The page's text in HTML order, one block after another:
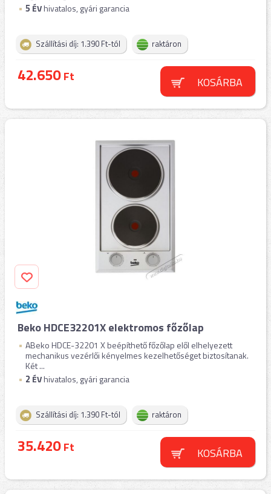
5 ÉVhivatalos, gyári garancia
Szállítási díj: 1.390 Ft-tól raktáron
42.650Ft KOSÁRBA
Beko HDCE32201X elektromos főzőlap
ABeko HDCE-32201 X beépíthető főzőlap elől elhelyezett
mechanikus vezérlői kényelmes kezelhetőséget biztosítanak.
Két ...
2 ÉVhivatalos, gyári garancia
Szállítási díj: 1.390 Ft-tól raktáron
35.420Ft KOSÁRBA